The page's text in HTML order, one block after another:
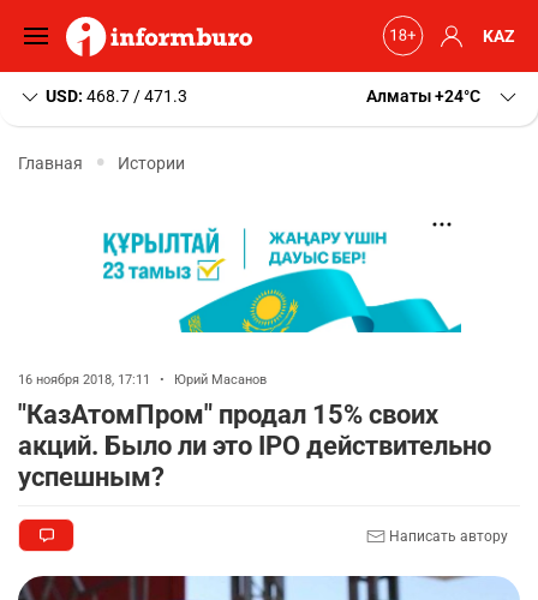
KAZ
USD: 468.7 / 471.3 Алматы+24 C
Главная Истории
16 ноября 2018, 17:11 • Юрий Масанов
"КазАтомПром" продал 15% своих
акций. Было ли это IPO действительно
успешным?
Написать автору